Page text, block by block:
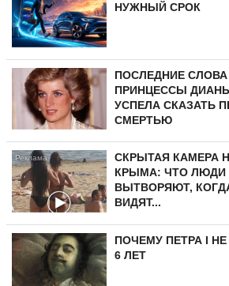
НУЖНЫЙ СРОК
ПОСЛЕДНИЕ СЛОВА
ПРИНЦЕССЫ
УСПЕЛА СКАЗАТЬ
СМЕРТЬЮ
СКРЫТАЯ КАМЕРА
КРЫМА: ЧТО ЛЮДИ
ВЫТВОРЯЮТ,
ВИДЯТ...
ПОЧЕМУ ПЕТРА I
6 ЛЕТ